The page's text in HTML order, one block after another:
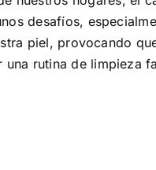
desafíos,
piel, provocando
rutina de limpieza